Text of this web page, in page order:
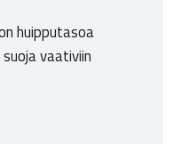
huipputasoa
vaativiin